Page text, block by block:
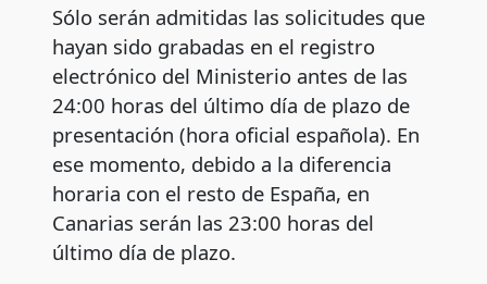
Sólo serán admitidas las solicitudes que
hayan sido grabadas en el registro
electrónico del Ministerio antes de las
24:00 horas del último día de plazo de
presentación (hora oficial española). En
ese momento, debido a la diferencia
horaria con el resto de España, en
Canarias serán las 23:00 horas del
último día de plazo.